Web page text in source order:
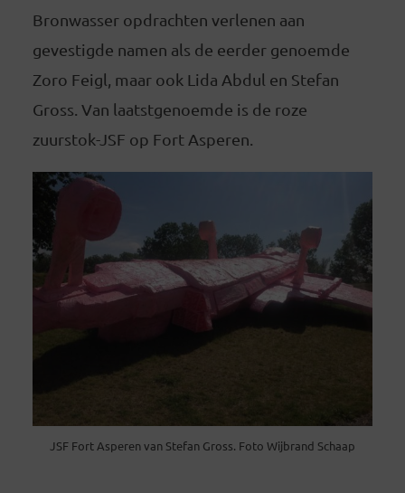
Bronwasser opdrachten verlenen aan
gevestigde namen als de eerder genoemde
Zoro Feigl, maar ook Lida Abdul en Stefan
Gross. Van laatstgenoemde is de roze
zuurstok-JSF op Fort Asperen.
JSF Fort Asperen van Stefan Gross. Foto Wijbrand Schaap